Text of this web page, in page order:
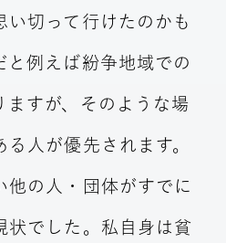
い切って行けたのかも
と例えば紛争地域での
ますが、そのような場
人が優先されます。
他の人・団体がすでに
状でした。私自身は貧